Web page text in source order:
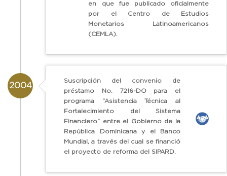
en que fue publicado oficialmente
por el Centro de Estudios
Monetarios Latinoamericanos
(CEMLA).
2004
Suscripción del convenio de
préstamo No. 7216-DO para el
programa “Asistencia Técnica al
Fortalecimiento del Sistema
Financiero” entre el Gobierno de la
República Dominicana y el Banco
Mundial, a través del cual se financió
el proyecto de reforma del SIPARD.